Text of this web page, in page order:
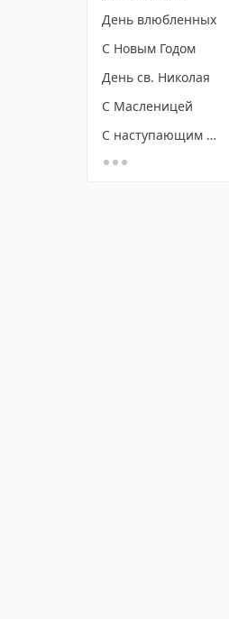
День влюбленных
С Новым Годом
День св. Николая
С Масленицей
С наступающим Новым годом